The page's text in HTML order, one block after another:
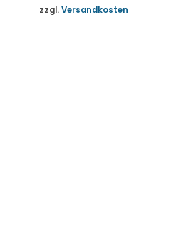
zzgl.Versandkosten